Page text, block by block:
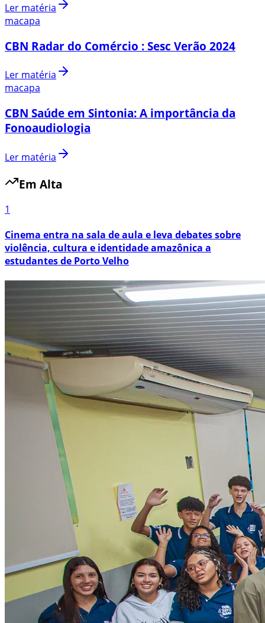
Ler matéria
macapa
CBN Radar do Comércio : Sesc Verão 2024
Ler matéria
macapa
CBN Saúde em Sintonia: A importância da
Fonoaudiologia
Ler matéria
Em Alta
1
Cinema entra na sala de aula e leva debates sobre
violência, cultura e identidade amazônica a
estudantes de Porto Velho